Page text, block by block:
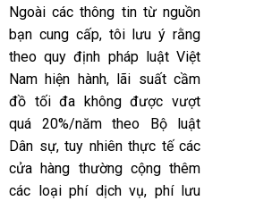
Ngoài các thông tin từ nguồn
bạn cung cấp, tôi lưu ý rằng
theo quy định pháp luật Việt
Nam hiện hành, lãi suất cầm
đồ tối đa không được vượt
quá 20%/năm theo Bộ luật
Dân sự, tuy nhiên thực tế các
cửa hàng thường cộng thêm
các loại phí dịch vụ, phí lưu